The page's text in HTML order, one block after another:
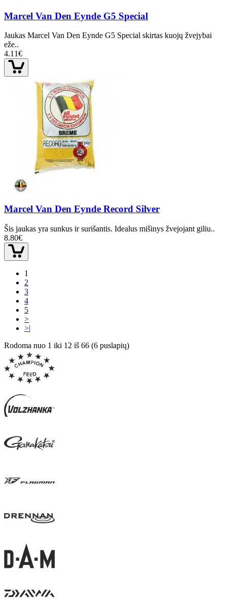
Marcel Van Den Eynde G5 Special
Jaukas Marcel Van Den Eynde G5 Special skirtas kuojų žvejybai
eže..
4.11€
Marcel Van Den Eynde Record Silver
Šis jaukas yra sunkus ir surišantis. Idealus mišinys žvejojant giliu..
8.80€
1
2
3
4
5
>
>|
Rodoma nuo 1 iki 12 iš 66 (6 puslapių)